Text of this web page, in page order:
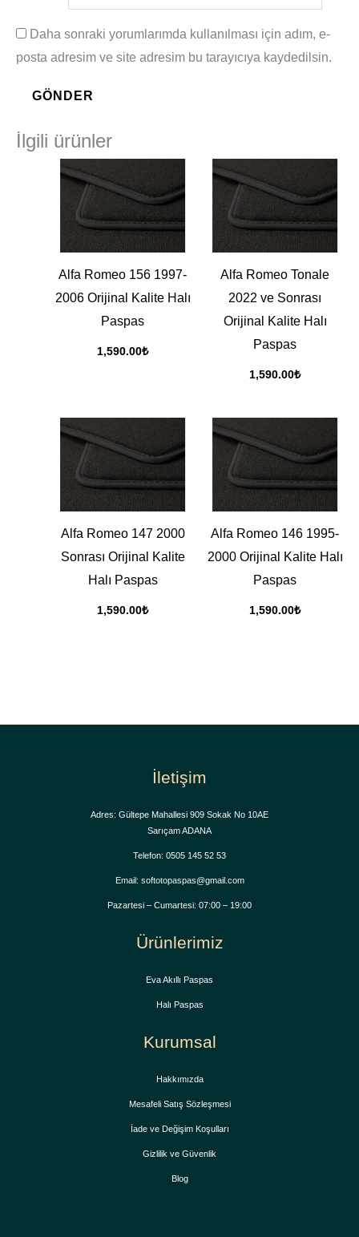
Daha sonraki yorumlarımda kullanılması için adım, e-
posta adresim ve site adresim bu tarayıcıya kaydedilsin.
İlgili ürünler
Alfa Romeo 156 1997-
2006 Orijinal Kalite Halı
Paspas
1,590.00₺
Alfa Romeo Tonale
2022 ve Sonrası
Orijinal Kalite Halı
Paspas
1,590.00₺
Alfa Romeo 147 2000
Sonrası Orijinal Kalite
Halı Paspas
1,590.00₺
Alfa Romeo 146 1995-
2000 Orijinal Kalite Halı
Paspas
1,590.00₺
İletişim
Adres: Gültepe Mahallesi 909 Sokak No 10AE
Sarıçam ADANA
Telefon: 0505 145 52 53
Email: softotopaspas@gmail.com
Pazartesi – Cumartesi: 07:00 – 19:00
Ürünlerimiz
Eva Akıllı Paspas
Halı Paspas
Kurumsal
Hakkımızda
Mesafeli Satış Sözleşmesi
İade ve Değişim Koşulları
Gizlilik ve Güvenlik
Blog